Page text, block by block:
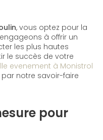
, vous optez pour la
à offrir un
les plus hautes
le succès de votre
evenement à Monistrol
notre savoir-faire
pour